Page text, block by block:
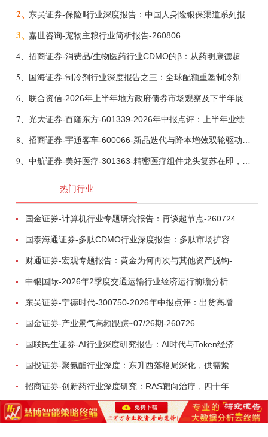
2、
3、嘉世咨询-宠物主粮行业简析报告-260806
4、
5、
6、
7、 光大证券-百隆东方-601339-2026年中报点评：上半年业绩表现高增，国内外产能均有亮眼表现-260807
8、
9、
热门行业
国金证券-计算机行业专题研究报告：再谈超节点-260724
中银国际-2026年2季度交通运输行业经济运行前瞻分析：地缘冲突致航运和航空景气度分化，交通基础设施板块总体呈现稳健特征-260724
东吴证券-宁德时代-300750-2026年中报点评：出货高增业绩稳健，回购彰显龙头信心-260726
国金证券-产业景气高频跟踪~07/26期-260726
国联民生证券-AI行业深度研究报告：AI时代与Token经济，从技术符号到数字石油-260801
招商证券-创新药行业深度研究：RAS靶向治疗，四十年不可成药的终结，与终结之后的治疗格局演化-260805